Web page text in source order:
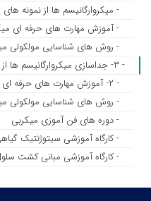
- میکروارگانیسم ها از نمونه
- آموزش مهارت های حرفه ای
- روش های شناسایی مولکولی
- ۳- جداسازی میکروارگانیسم ها از نمونه های محیطی
- ۲- آموزش مهارت های حرفه ای میکروبیولوژی (سطح مقدماتی)
- روش های شناسایی مولکولی
- دوره های فن آموزی میکربی
- کارگاه آموزشی سیتوژنتیک
- کارگاه آموزشی مبانی کشت